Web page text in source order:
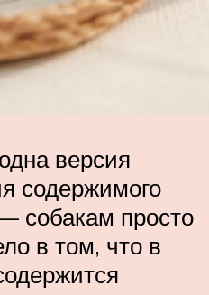
версия
содержимого
собакам просто
в том, что в